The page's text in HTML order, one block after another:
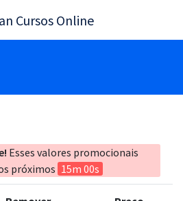
Esses valores promocionais
próximos 15m 00s